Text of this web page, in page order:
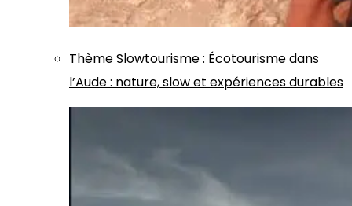
ThèmeSlowtourisme: Écotourisme dans
l’Aude : nature, slow et expériences durables